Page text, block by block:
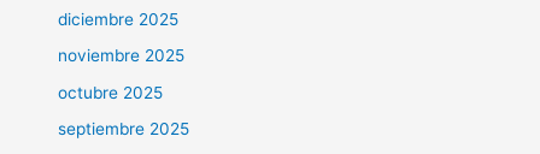
diciembre 2025
noviembre 2025
octubre 2025
septiembre 2025